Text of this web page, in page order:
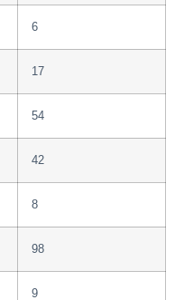
6
17
54
42
8
98
9